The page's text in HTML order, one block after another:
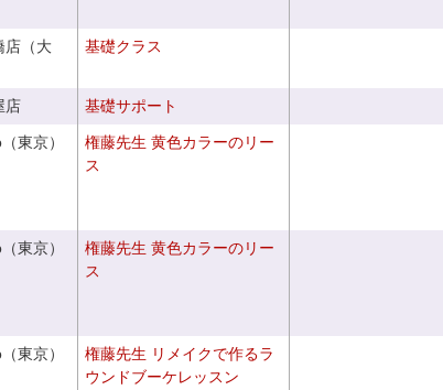
店（大
基礎クラス
店 基礎サポート
東京）
権藤先生 黄色カラーのリー
ス
東京）
権藤先生 黄色カラーのリー
ス
東京）
権藤先生 リメイクで作るラ
ウンドブーケレッスン